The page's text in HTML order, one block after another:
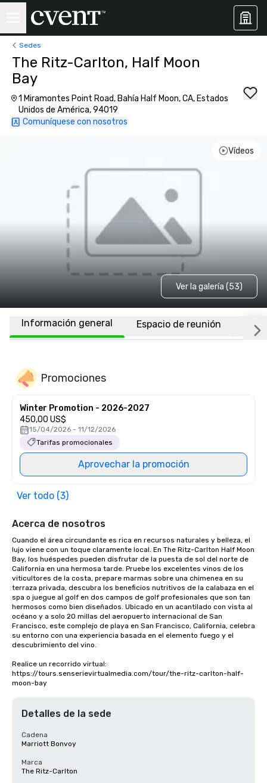
Sedes
The Ritz-Carlton, Half Moon
Bay
1 Miramontes Point Road, Bahía Half Moon, CA, Estados
Unidos de América, 94019
Comuníquese con nosotros
Vídeos
Ver la galería (53)
Información general Espacio de reunión
Promociones
Winter Promotion - 2026-2027
450,00 US$
15/04/2026 - 11/12/2026
Tarifas promocionales
Aprovechar la promoción
Ver todo (3)
Acerca de nosotros
Cuando el área circundante es rica en recursos naturales y belleza, el
lujo viene con un toque claramente local. En The Ritz-Carlton Half Moon
Bay, los huéspedes pueden disfrutar de la puesta de sol del norte de
California en una hermosa tarde. Pruebe los excelentes vinos de los
viticultores de la costa, prepare marmas sobre una chimenea en su
terraza privada, descubra los beneficios nutritivos de la calabaza en el
spa o juegue al golf en dos campos de golf profesionales que son tan
hermosos como bien diseñados. Ubicado en un acantilado con vista al
océano y a solo 20 millas del aeropuerto internacional de San
Francisco, este complejo de playa en San Francisco, California, celebra
su entorno con una experiencia basada en el elemento fuego y el
descubrimiento del vino.
Realice un recorrido virtual:
https://tours.senserievirtualmedia.com/tour/the-ritz-carlton-half-
moon-bay
Detalles de la sede
Cadena
Marriott Bonvoy
Marca
The Ritz-Carlton